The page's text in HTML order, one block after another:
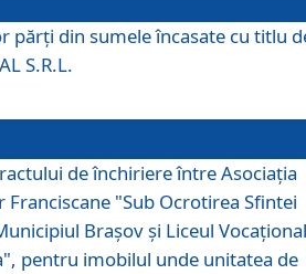
părți din sumele încasate cu titlu
S.R.L.
de închiriere între Asociația
"Sub Ocrotirea Sfintei
Braşov şi Liceul
pentru imobilul unde unitatea de